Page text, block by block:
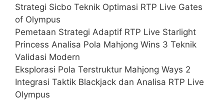
Strategi Sicbo Teknik Optimasi RTP Live Gates
of Olympus
Pemetaan Strategi Adaptif RTP Live Starlight
Princess Analisa Pola Mahjong Wins 3 Teknik
Validasi Modern
Eksplorasi Pola Terstruktur Mahjong Ways 2
Integrasi Taktik Blackjack dan Analisa RTP Live
Olympus